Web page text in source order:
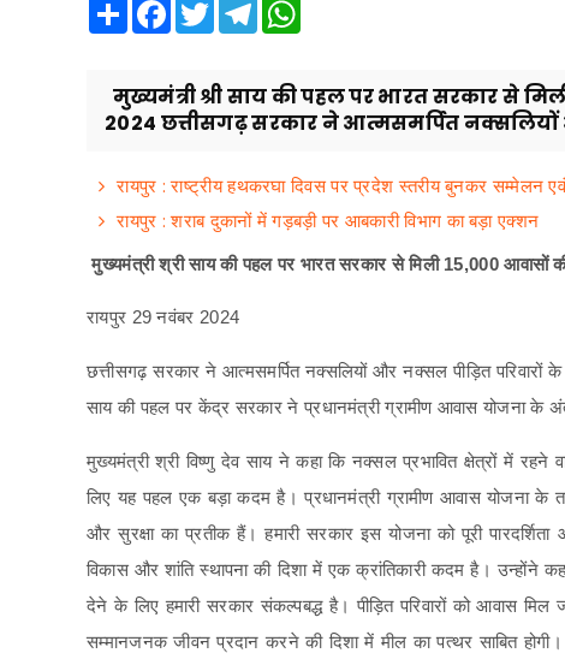
Share Facebook
TwitterTelegram
मुख्यमंत्री श्री साय की पहल पर भारत सरकार से
2024 छत्तीसगढ़ सरकार ने आत्मसमर्पित
रायपुर : राष्ट्रीय हथकरघा दिवस पर प्रदेश स्तरीय बुनकर सम्मेलन एवं
रायपुर : शराब दुकानों में गड़बड़ी पर आबकारी विभाग का बड़ा एक्शन
मुख्यमंत्री श्री साय की पहल पर भारत सरकार से मिली 15,000 आवासों
रायपुर 29 नवंबर 2024
छत्तीसगढ़ सरकार ने आत्मसमर्पित नक्सलियों और नक्सल पीड़ित परिवारों
साय की पहल पर केंद्र सरकार ने प्रधानमंत्री ग्रामीण आवास योजना के
मुख्यमंत्री श्री विष्णु देव साय ने कहा कि नक्सल प्रभावित क्षेत्रों में रहने
लिए यह पहल एक बड़ा कदम है। प्रधानमंत्री ग्रामीण आवास योजना के
और सुरक्षा का प्रतीक हैं। हमारी सरकार इस योजना को पूरी
विकास और शांति स्थापना की दिशा में एक क्रांतिकारी कदम है। उन्होंने
देने के लिए हमारी सरकार संकल्पबद्ध है। पीड़ित परिवारों को आवास
सम्मानजनक जीवन प्रदान करने की दिशा में मील का पत्थर साबित